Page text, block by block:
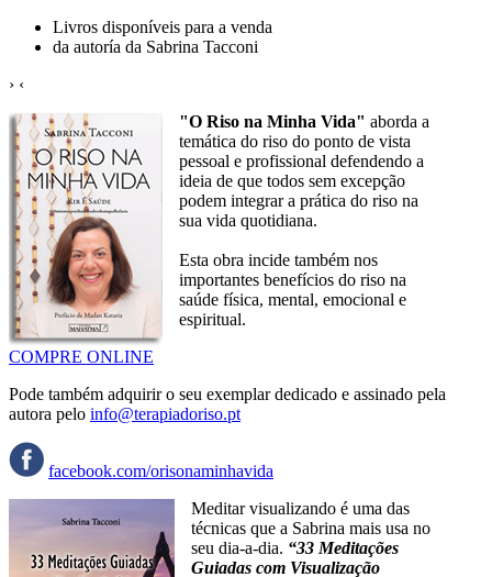
Livros disponíveis para a venda
da autoría da Sabrina Tacconi
› ‹
"O Riso na Minha Vida" aborda a
temática do riso do ponto de vista
pessoal e profissional defendendo a
ideia de que todos sem excepção
podem integrar a prática do riso na
sua vida quotidiana.
Esta obra incide também nos
importantes benefícios do riso na
saúde física, mental, emocional e
espiritual.
COMPRE ONLINE
Pode também adquirir o seu exemplar dedicado e assinado pela
autora pelo info@terapiadoriso.pt
facebook.com/orisonaminhavida
Meditar visualizando é uma das
técnicas que a Sabrina mais usa no
seu dia-a-dia. “33 Meditações
Guiadas com Visualização